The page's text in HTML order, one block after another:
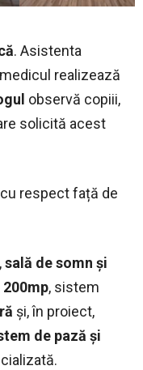
. Asistenta
realizează
observă copiii,
solicită acest
cu respect față de
sală de somn și
, sistem
și, în proiect,
de pază și